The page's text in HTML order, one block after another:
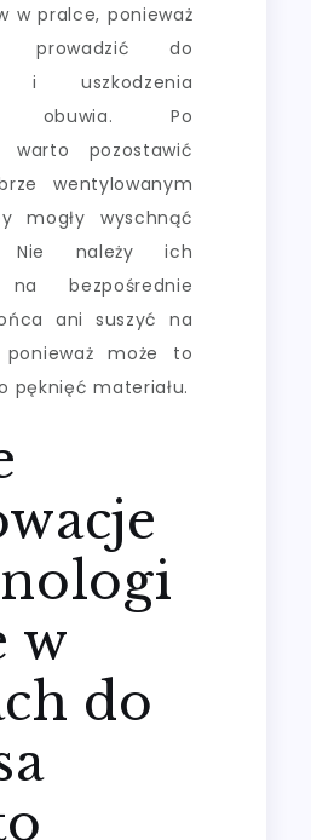
w pralce, ponieważ
prowadzić do
i uszkodzenia
obuwia. Po
warto pozostawić
wentylowanym
mogły wyschnąć
Nie należy ich
na bezpośrednie
ani suszyć na
ponieważ może to
pęknięć materiału.
w
do